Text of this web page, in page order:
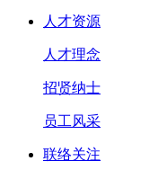
人才资源
人才理念
招贤纳士
员工风采
联络关注